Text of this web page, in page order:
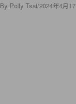
By Polly Tsai/2024年4月